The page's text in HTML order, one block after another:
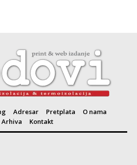
Adresar Pretplata
O nama
Arhiva
Kontakt